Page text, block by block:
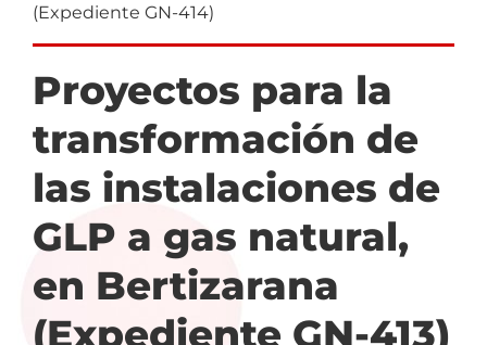
(Expediente GN-414)
Proyectos para la
transformación de
las instalaciones de
GLP a gas natural,
en Bertizarana
(Expediente GN-413)